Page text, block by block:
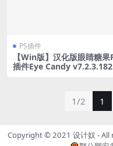
PS插件
【Win版】汉化版眼睛糖果
插件Eye Candy
1/2 1
Copyright © 2021 设计奴 - All